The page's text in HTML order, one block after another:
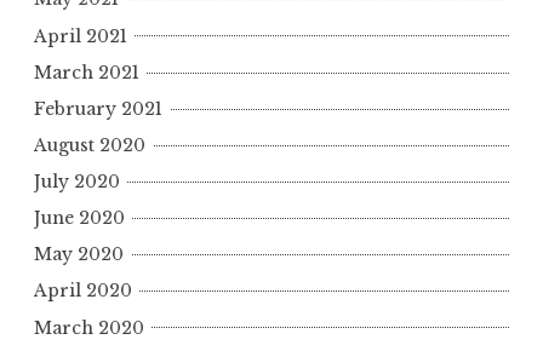
April 2021
March 2021
February 2021
August 2020
July 2020
June 2020
May 2020
April 2020
March 2020